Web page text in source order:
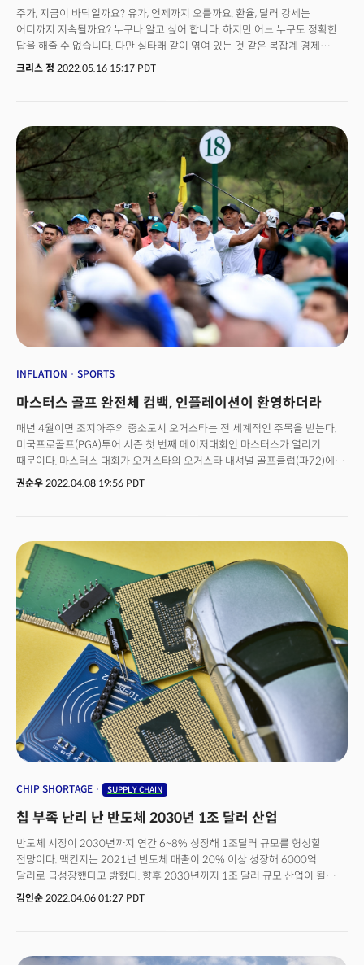
주가, 지금이 바닥일까요? 유가, 언제까지 오를까요. 환율, 달러 강세는
어디까지 지속될까요? 누구나 알고 싶어 합니다. 하지만 어느 누구도 정확한
답을 해줄 수 없습니다. 다만 실타래 같이 엮여 있는 것 같은 복잡계 경제
상황을 알 수 있는 단 하나의 시그널이 있다면 바로 '피크 인플레이션' 여부일
수요의 단기적인 폭발과 이를 감당하지 못하는 생산으로 인해 생긴
수급불균형 문제 때문에 발생한 일시적인 요인으로 봤습니다. 하지만
수급불균형 문제는 시간이 지날수록 해결되는게 아니라 더욱 악화가
됐습니다. 호스에 물을 틀고 구멍을 조금씩 틀어막으면 물줄기는 더욱 강하게
뿜어져 나오기 마련이죠. 그렇게 공급망이라는 구멍은 계속해서 틀어막혀졌고
수요라는 물줄기를 감당하지 못한 호스의 압력, 즉 물가는 높아져만 간거죠.
상황이 위험하다고 판단한 연준은 결국 특단의 조치를 취하게 됩니다. 시장에
흐르는 물 자체를 줄여버려서 압력을 낮춰야겠다고 판단합니다. 물가라는
압력이 확실히 낮춰질때까지 연준은 호스를 잠그겠다는 입장을 확실히
보여줬고 시장이라는 물고기들은 물이 사라질 것이라는 공포에 미쳐 날뛰고
있는 모습이 현재 자산시장의 모습입니다.
크리스 정 2022.05.16 15:17 PDT
INFLATION SPORTS
마스터스 골프 완전체 컴백, 인플레이션이 환영하더라
매년 4월이면 조지아주의 중소도시 오거스타는 전 세계적인 주목을 받는다.
미국프로골프(PGA)투어 시즌 첫 번째 메이저대회인 마스터스가 열리기
때문이다. 마스터스 대회가 오거스타의 오거스타 내셔널 골프클럽(파72)에서
지난 7일(현지시간) 개막했다. 오는 10일까지 이어지는 마스터스는 최근 몇년
열렸다.무엇보다 마스터스 흥행을 좌우하는 '골프황제' 타이거우즈의 귀환이
가장 눈길을 끈다. 우즈는 지난해 2월 자동차 전복사고로 중상을 입고 재활에
매진해왔다. 16개월 만에 복귀한 우즈는 대회 첫날 1언더파 71타를 치면서
화려한 부활을 알렸다. 포브스지는 "골프 역사상 가장 위대한 선수가
오거스타로 돌아온 것은 지난 26년간의 그의 프로 경력 중에서 가장 최근의
승리"라고 전했다. 지난 2020년 마스터스에서 아쉽게 2위를 차지한 임성재는
개막 첫날 3연속 버디에 이글까지 기록하면서 5언더파로 선두를 차지했다.
둘째날인 8일에는 2오버파로 3언더파로 순위가 두 계단 내려 앉았다.
권순우 2022.04.08 19:56 PDT
CHIP SHORTAGE SUPPLY CHAIN
칩 부족 난리 난 반도체 2030년 1조 달러 산업
반도체 시장이 2030년까지 연간 6~8% 성장해 1조달러 규모를 형성할
전망이다. 맥킨지는 2021년 반도체 매출이 20% 이상 성장해 6000억
달러로 급성장했다고 밝혔다. 향후 2030년까지 1조 달러 규모 산업이 될
것으로 예측했다. 반도체 시장 성장은 자동차와 데이터 스토리지, 무선 통신
수용하는데 반도체가 필수다. 맥킨지는 자동차용 반도체 수요가 3배 증가할
김인순 2022.04.06 01:27 PDT